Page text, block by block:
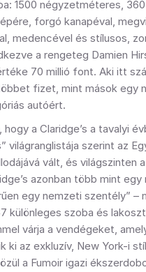
1500 négyzetméteres,
forgó kanapéval,
medencével és stílusos,
a rengeteg Damien
70 millió font. Aki itt
fizet, mint mások egy
autóért.
a Claridge’s a tavalyi
világranglistája szerint az
vált, és világszinten
azonban több mint egy
egy nemzeti szentély” –
különleges szoba és
várja a vendégeket,
ki az exkluzív, New York-i
a Fumoir igazi